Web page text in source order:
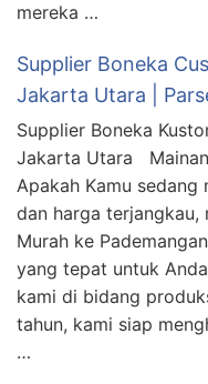
mereka …
Supplier Boneka
Jakarta Utara |
Supplier Boneka
Jakarta Utara Mainan
Apakah Kamu sedang
dan harga terjangkau,
Murah ke
yang tepat untuk
kami di bidang
tahun, kami siap
…